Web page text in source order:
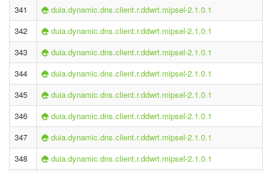
341
duia.dynamic.dns.client.r.ddwrt.mipsel-2.1.0.1
342
duia.dynamic.dns.client.r.ddwrt.mipsel-2.1.0.1
343
duia.dynamic.dns.client.r.ddwrt.mipsel-2.1.0.1
344
duia.dynamic.dns.client.r.ddwrt.mipsel-2.1.0.1
345
duia.dynamic.dns.client.r.ddwrt.mipsel-2.1.0.1
346
duia.dynamic.dns.client.r.ddwrt.mipsel-2.1.0.1
347
duia.dynamic.dns.client.r.ddwrt.mipsel-2.1.0.1
348
duia.dynamic.dns.client.r.ddwrt.mipsel-2.1.0.1